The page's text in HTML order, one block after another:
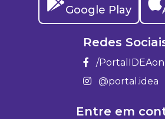
Google Play
Redes
/
@portal.idea
Entre em